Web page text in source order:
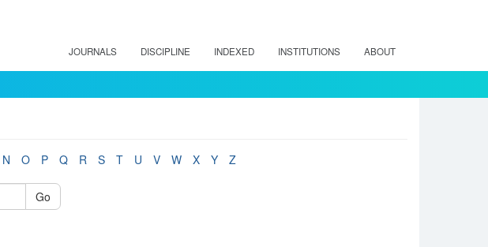
JOURNALS DISCIPLINE INDEXED INSTITUTIONS ABOUT
N O P Q R S T U V W X Y Z
Go